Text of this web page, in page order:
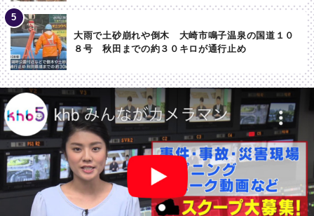
大雨で土砂崩れや倒木 大崎市鳴子温泉の国道１０
８号 秋田までの約３０キロが通行止め